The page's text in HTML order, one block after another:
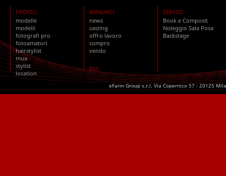
PROFILI
modelle
modelli
fotografi pro
fotoamatori
hairstylist
mua
stylist
location
ANNUNCI
news
casting
offro lavoro
compro
vendo
RSS
SERVIZI
Book e Composit
Noleggio Sala Posa
Backstage
eFarm Group s.r.l. Via Copernico 57 - 20125